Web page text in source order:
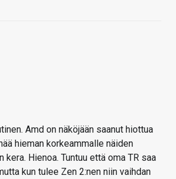
Amd on näköjään saanut hiottua
hieman korkeammalle näiden
Hienoa. Tuntuu että oma TR saa
kun tulee Zen 2:nen niin vaihdan